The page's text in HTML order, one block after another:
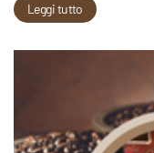
Leggi tutto